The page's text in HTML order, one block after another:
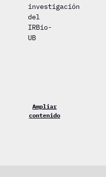
investigación
del
IRBio-
UB
Ampliar
contenido